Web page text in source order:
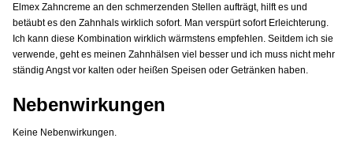
Elmex Zahncreme an den schmerzenden Stellen aufträgt, hilft es und
betäubt es den Zahnhals wirklich sofort. Man verspürt sofort Erleichterung.
Ich kann diese Kombination wirklich wärmstens empfehlen. Seitdem ich sie
verwende, geht es meinen Zahnhälsen viel besser und ich muss nicht mehr
ständig Angst vor kalten oder heißen Speisen oder Getränken haben.
Nebenwirkungen
Keine Nebenwirkungen.